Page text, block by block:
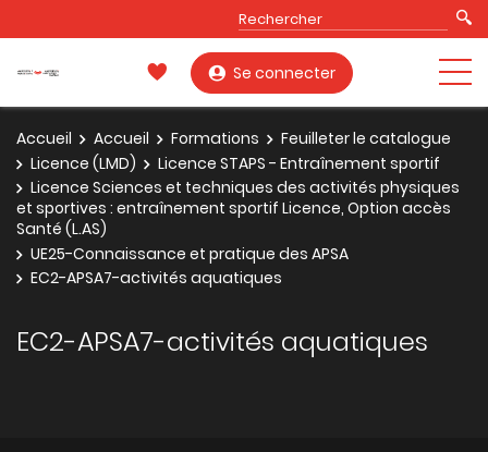
Se connecter
Accueil Accueil Formations
Feuilleter le catalogue
Licence (LMD)
Licence STAPS - Entraînement sportif
Licence Sciences et techniques des activités physiques
et sportives : entraînement sportif Licence, Option accès
Santé (L.AS)
UE25-Connaissance et pratique des APSA
EC2-APSA7-activités aquatiques
EC2-APSA7-activités aquatiques